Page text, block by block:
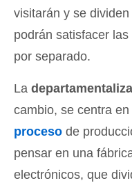
visitarán y se
podrán satisfacer
por separado.
La
cambio, se centra
proceso de
pensar en una
electrónicos, que